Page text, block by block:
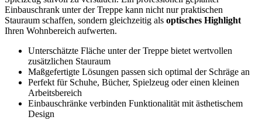
Einbauschrank unter der Treppe kann nicht nur praktischen
Stauraum schaffen, sondern gleichzeitig als optisches Highlight
Ihren Wohnbereich aufwerten.
Unterschätzte Fläche unter der Treppe bietet wertvollen
zusätzlichen Stauraum
Maßgefertigte Lösungen passen sich optimal der Schräge an
Perfekt für Schuhe, Bücher, Spielzeug oder einen kleinen
Arbeitsbereich
Einbauschränke verbinden Funktionalität mit ästhetischem
Design